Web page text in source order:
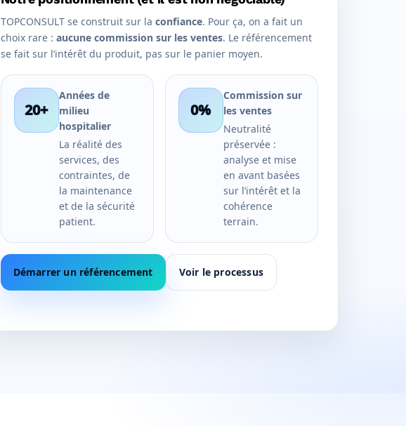
TOPCONSULT se construit sur la confiance. Pour ça, on a fait un
choix rare : aucune commission sur les ventes. Le référencement
se fait sur l’intérêt du produit, pas sur le panier moyen.
20+
Années de
milieu
hospitalier
La réalité des
services, des
contraintes, de
la maintenance
et de la sécurité
patient.
0%
Commission sur
les ventes
Neutralité
préservée :
analyse et mise
en avant basées
sur l’intérêt et la
cohérence
terrain.
Démarrer un référencement Voir le processus